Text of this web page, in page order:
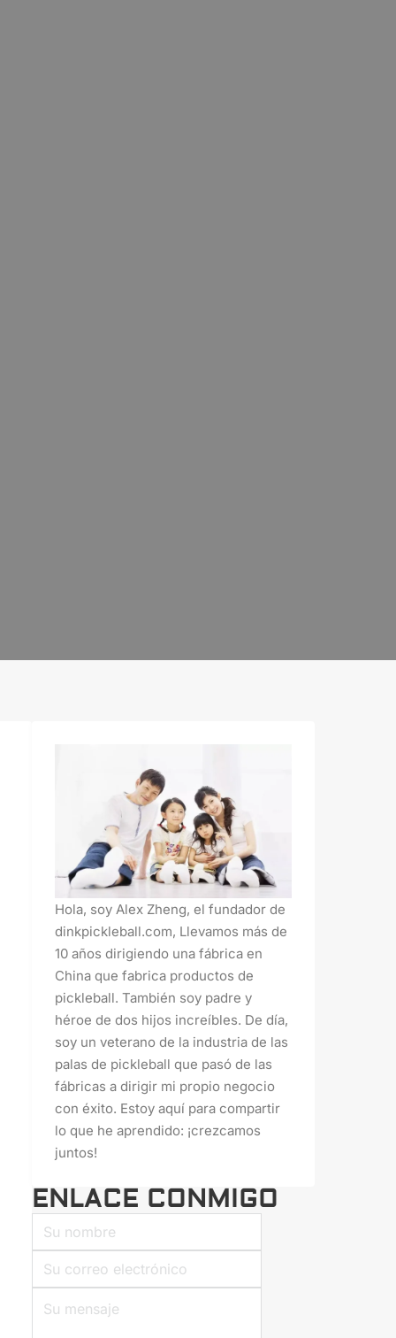
Hola, soy Alex Zheng, el fundador de
dinkpickleball.com, Llevamos más de
10 años dirigiendo una fábrica en
China que fabrica productos de
pickleball. También soy padre y
héroe de dos hijos increíbles. De día,
soy un veterano de la industria de las
palas de pickleball que pasó de las
fábricas a dirigir mi propio negocio
con éxito. Estoy aquí para compartir
lo que he aprendido: ¡crezcamos
juntos!
ENLACE CONMIGO